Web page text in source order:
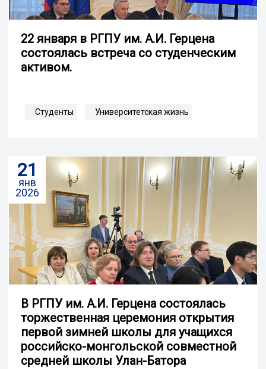
22 января в РГПУ им. А.И. Герцена
состоялась встреча со студенческим
активом.
Студенты Университетская жизнь
21
янв
2026
В РГПУ им. А.И. Герцена состоялась
торжественная церемония открытия
первой зимней школы для учащихся
российско-монгольской совместной
средней школы Улан-Батора